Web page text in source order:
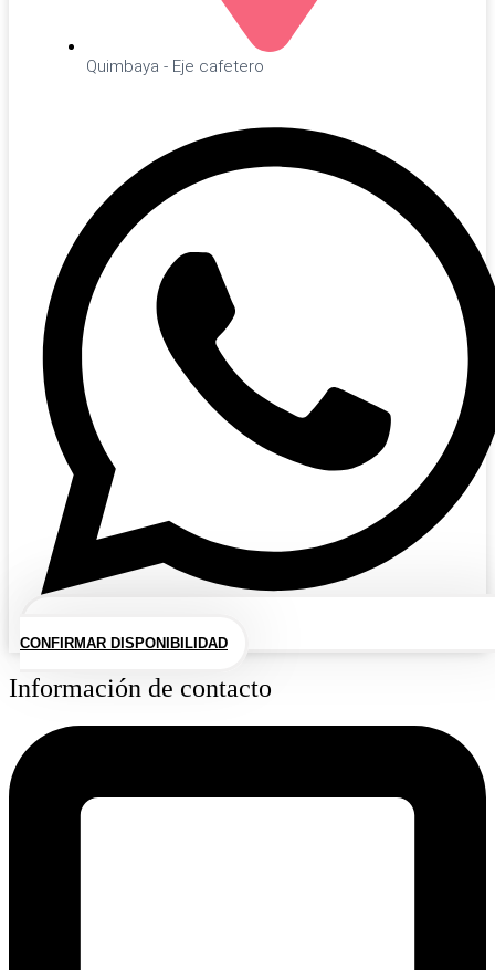
Quimbaya - Eje cafetero
CONFIRMAR DISPONIBILIDAD
Información de contacto